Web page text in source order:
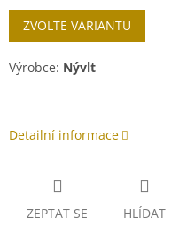
Měrná
cena:
ZVOLTE VARIANTU
Výrobce: Nývlt
Detailní informace
ZEPTAT SE HLÍDAT